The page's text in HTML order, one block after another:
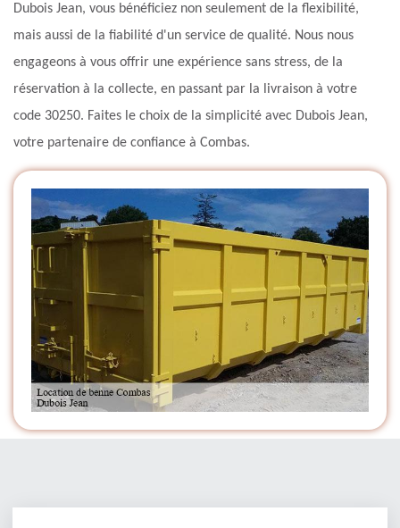
Dubois Jean, vous bénéficiez non seulement de la flexibilité,
mais aussi de la fiabilité d'un service de qualité. Nous nous
engageons à vous offrir une expérience sans stress, de la
réservation à la collecte, en passant par la livraison à votre
code 30250. Faites le choix de la simplicité avec Dubois Jean,
votre partenaire de confiance à Combas.